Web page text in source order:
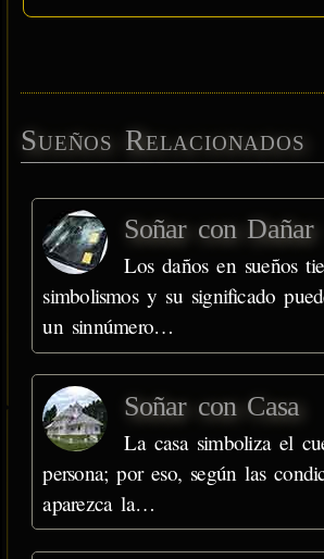
Sueños Relacionados
Soñar con Dañar
Los daños en sueños
simbolismos y su significado
un sinnúmero…
Soñar con Casa
La casa simboliza el
persona; por eso, según las
aparezca la…